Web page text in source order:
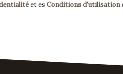
et es Conditions d'utilisation